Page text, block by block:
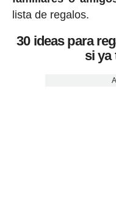
lista de regalos.
30 ideas para
si ya